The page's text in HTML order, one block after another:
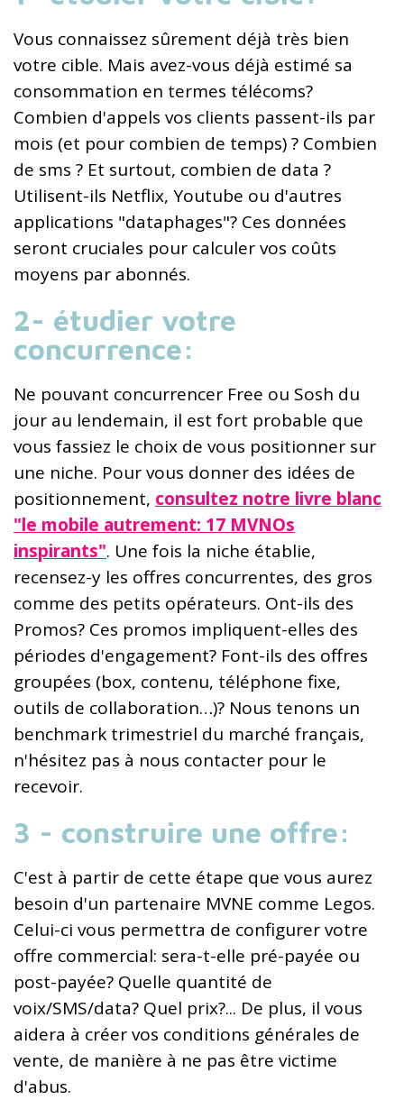
Vous connaissez sûrement déjà très bien
votre cible. Mais avez-vous déjà estimé sa
consommation en termes télécoms?
Combien d'appels vos clients passent-ils par
mois (et pour combien de temps) ? Combien
de sms ? Et surtout, combien de data ?
Utilisent-ils Netflix, Youtube ou d'autres
applications "dataphages"? Ces données
seront cruciales pour calculer vos coûts
moyens par abonnés.
2- étudier votre
concurrence:
Ne pouvant concurrencer Free ou Sosh du
jour au lendemain, il est fort probable que
vous fassiez le choix de vous positionner sur
une niche. Pour vous donner des idées de
positionnement, consultez notre livre blanc
"le mobile autrement: 17 MVNOs
inspirants". Une fois la niche établie,
recensez-y les offres concurrentes, des gros
comme des petits opérateurs. Ont-ils des
Promos? Ces promos impliquent-elles des
périodes d'engagement? Font-ils des offres
groupées (box, contenu, téléphone fixe,
outils de collaboration…)? Nous tenons un
benchmark trimestriel du marché français,
n'hésitez pas à nous contacter pour le
recevoir.
3 - construire une offre:
C'est à partir de cette étape que vous aurez
besoin d'un partenaire MVNE comme Legos.
Celui-ci vous permettra de configurer votre
offre commercial: sera-t-elle pré-payée ou
post-payée? Quelle quantité de
voix/SMS/data? Quel prix?... De plus, il vous
aidera à créer vos conditions générales de
vente, de manière à ne pas être victime
d'abus.